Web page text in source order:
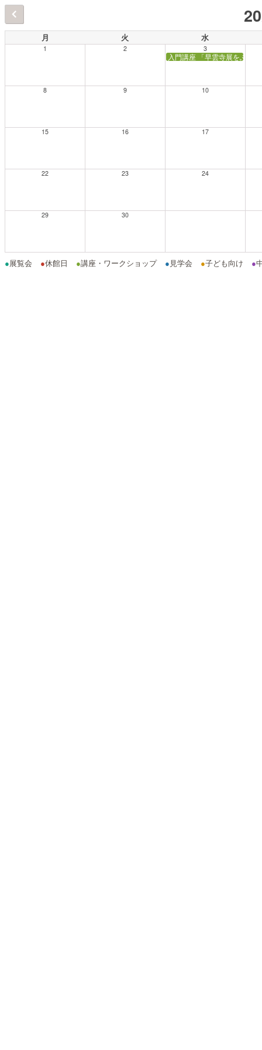
月 火 水
1 2 3
入門講座 「早雲寺展をふか
8 9 10
15 16 17
22 23 24
29 30
●展覧会 ●休館日 ●講座・ワークショップ ● 見学会 ●子ども向け ●